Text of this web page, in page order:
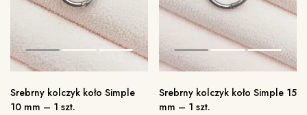
Srebrny kolczyk koło Simple
10 mm – 1 szt.
Srebrny kolczyk koło Simple 15
mm – 1 szt.